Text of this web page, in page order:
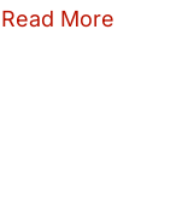
Read More